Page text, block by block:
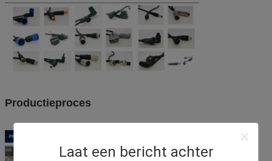
Laat een bericht achter
Productieproces